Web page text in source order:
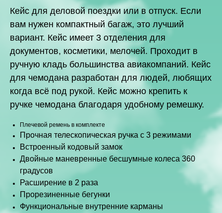
Кейс для деловой поездки или в отпуск. Если
вам нужен компактный багаж, это лучший
вариант. Кейс имеет 3 отделения для
документов, косметики, мелочей. Проходит в
ручную кладь большинства авиакомпаний. Кейс
для чемодана разработан для людей, любящих
когда всё под рукой. Кейс можно крепить к
ручке чемодана благодаря удобному ремешку.
Плечевой ремень в комплекте
Прочная телескопическая ручка с 3 режимами
Встроенный кодовый замок
Двойные маневренные бесшумные колеса 360
градусов
Расширение в 2 раза
Прорезиненные бегунки
Функциональные внутренние карманы